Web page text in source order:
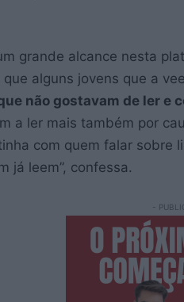
grande alcance nesta
alguns jovens que a
não gostavam de ler e
a ler mais também por
com quem falar sobre
já leem”, confessa.
-